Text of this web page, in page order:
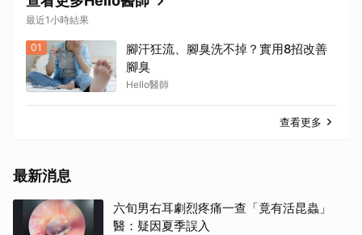
最近1小時結果
01
腳汗狂流、腳臭洗不掉？實用8招改善
腳臭
Hello醫師
查看更多
最新消息
六旬男右耳劇烈疼痛一查「竟有活昆蟲」
醫：疑因夏季誤入